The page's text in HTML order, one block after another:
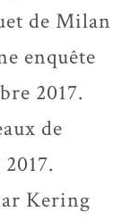
de Milan
enquête
2017.
de
Kering